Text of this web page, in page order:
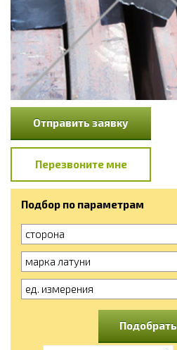
Отправить заявку
Перезвоните мне
Подбор по параметрам
сторона
марка латуни
ед. измерения
Подобрать